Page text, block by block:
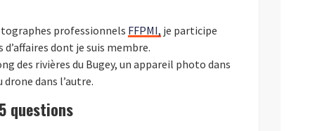
professionnels FFPMI, je participe
dont je suis membre.
des rivières du Bugey, un appareil photo dans
dans l’autre.
questions